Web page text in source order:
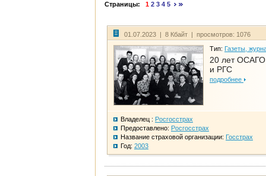
Страницы: 1 2 3 4 5
01.07.2023 | 8 Кбайт | просмотров: 1076
Тип: Газеты,
20 лет
и РГС
подробнее
Владелец : Росгосстрах
Предоставлено: Росгосстрах
Название страховой организации: Госстрах
Год: 2003